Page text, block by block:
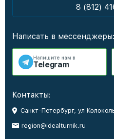
8 (812)
Написать в мессенджеры:
Напишите нам в
Telegram
Контакты:
Санкт-Петербург, ул
region@idealturnik.ru